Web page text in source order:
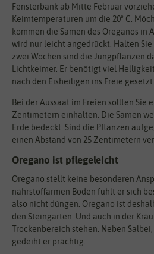
Fensterbank ab Mitte Februar
Keimtemperaturen um die 20° C.
kommen die Samen des Oreganos in
wird nur leicht angedrückt. Halten
zwei Wochen sind die Jungpflanzen
Lichtkeimer. Er benötigt viel
nach den Eisheiligen ins Freie
Bei der Aussaat im Freien sollten Sie
Zentimetern einhalten. Die Samen
Erde bedeckt. Sind die Pflanzen
einen Abstand von 25 Zentimetern
Oregano ist pflegeleicht
Oregano stellt keine besonderen
nährstoffarmen Boden fühlt er sich
also nicht düngen. Oregano ist
den Steingarten. Und auch in der
Trockenbereich stehen. Neben
gedeiht er prächtig.